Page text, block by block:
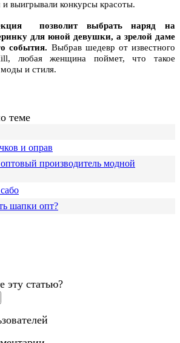
выигрывали конкурсы красоты.
позволит выбрать наряд на
для юной девушки, а зрелой даме
события. Выбрав шедевр от известного
любая женщина поймет, что такое
и стиля.
теме
и оправ
производитель модной
шапки опт?
эту статью?